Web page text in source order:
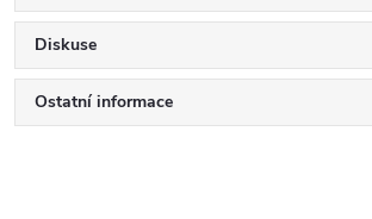
Diskuse
Ostatní informace